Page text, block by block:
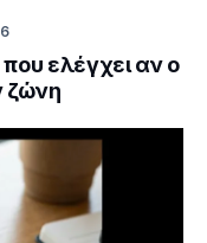
ελέγχει αν ο
ζώνη